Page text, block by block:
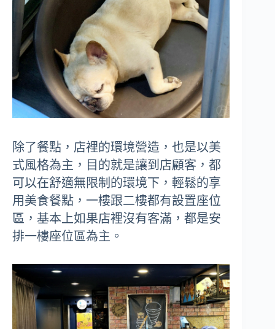
除了餐點，店裡的環境營造，也是以美
式風格為主，目的就是讓到店顧客，都
可以在舒適無限制的環境下，輕鬆的享
用美食餐點，一樓跟二樓都有設置座位
區，基本上如果店裡沒有客滿，都是安
排一樓座位區為主。